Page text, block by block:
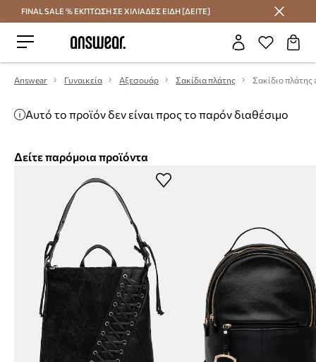
Εξοικονομήστε με το Answear Club
FINAL SALE % ΕΚΠΤΩΣΗ ΣΕ ΧΙΛΙΑΔΕΣ ΕΙΔΗ [ΔΕΙΤΕ]
Answear Γυναικεία Αξεσουάρ Σακίδια πλάτης Σακίδιο
Αυτό το προϊόν δεν είναι προς το παρόν διαθέσιμο
Δείτε παρόμοια προϊόντα